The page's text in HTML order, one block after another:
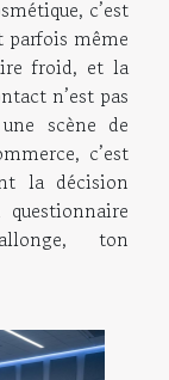
c’est
même
froid, et la
n’est pas
scène de
c’est
la décision
questionnaire
ton